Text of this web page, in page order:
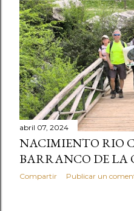
t
r
a
d
a
s
abril 07, 2024
NACIMIENTO RIO
BARRANCO DE LA
Compartir Publicar un